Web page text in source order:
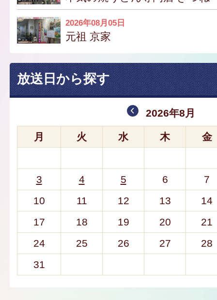
2026年08月05日
元祖 京家
放送日から探す
2026年8月
月 火 水 木 金
3 4 5 6
7
10
11 12 13
14
17
18 19 20
21
24
25 26 27
28
31